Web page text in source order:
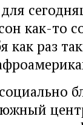
как-то
как раз